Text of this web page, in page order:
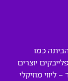
6” של לחזור הביתה כמו
יוצרים
ליווי מוזיקלי